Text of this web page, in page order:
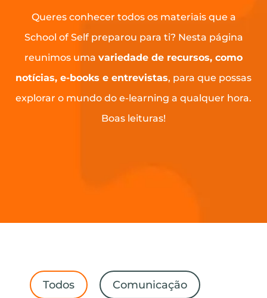
Queres conhecer todos os materiais que a
School of Self preparou para ti? Nesta página
reunimos uma variedade de recursos, como
notícias, e-books e entrevistas, para que possas
explorar o mundo do e-learning a qualquer hora.
Boas leituras!
Todos Comunicação